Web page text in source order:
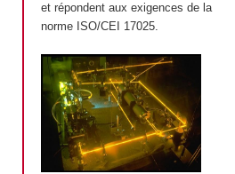
et répondent aux exigences de la
norme ISO/CEI 17025.